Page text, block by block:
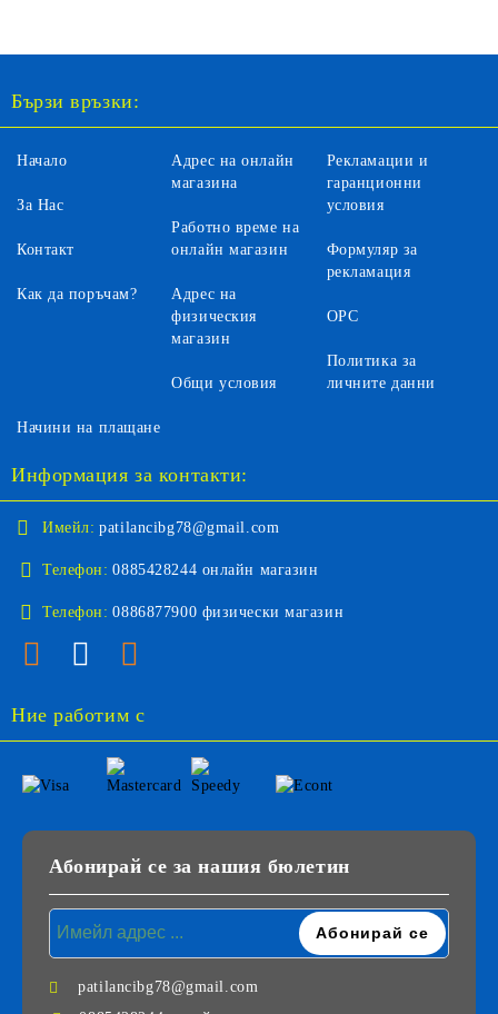
Бързи връзки:
Начало
За Нас
Контакт
Как да поръчам?
Адрес на онлайн
магазина
Работно време на
онлайн магазин
Адрес на
физическия
магазин
Общи условия
Рекламации и
гаранционни
условия
Формуляр за
рекламация
ОРС
Политика за
личните данни
Начини на плащане
Информация за контакти:
Имейл: patilancibg78@gmail.com
Телефон: 0885428244 онлайн магазин
Телефон: 0886877900 физически магазин
Ние работим с
Абонирай се за нашия бюлетин
patilancibg78@gmail.com